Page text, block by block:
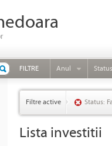
FILTRE Anul Status
Filtre active Status:
Lista investitii